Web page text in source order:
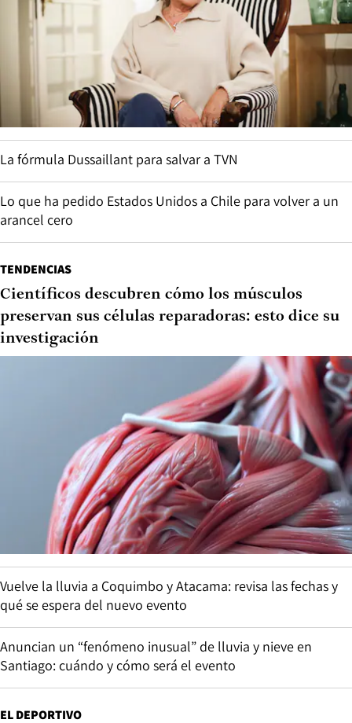
La fórmula Dussaillant para salvar a TVN
Lo que ha pedido Estados Unidos a Chile para volver a un
arancel cero
TENDENCIAS
Científicos descubren cómo los músculos
preservan sus células reparadoras: esto dice su
investigación
Vuelve la lluvia a Coquimbo y Atacama: revisa las fechas y
qué se espera del nuevo evento
Anuncian un “fenómeno inusual” de lluvia y nieve en
Santiago: cuándo y cómo será el evento
EL DEPORTIVO